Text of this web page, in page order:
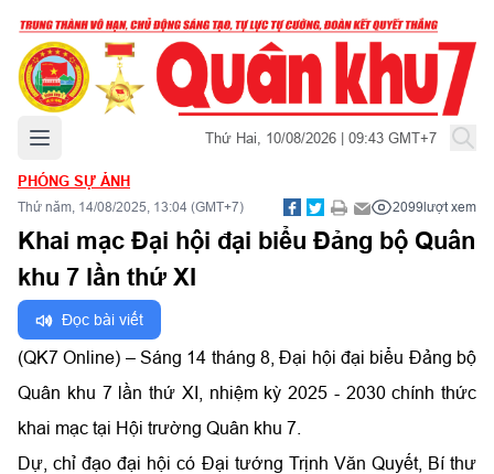
Mở menu chính Thứ Hai, 10/08/2026 | 09:43 GMT+7
PHÓNG SỰ ẢNH
Thứ năm, 14/08/2025, 13:04 (GMT+7) 2099lượt xem
Khai mạc Đại hội đại biểu Đảng bộ Quân
khu 7 lần thứ XI
Đọc bài viết
(QK7 Online) – Sáng 14 tháng 8, Đại hội đại biểu Đảng bộ
Quân khu 7 lần thứ XI, nhiệm kỳ 2025 - 2030 chính thức
khai mạc tại Hội trường Quân khu 7.
Dự, chỉ đạo đại hội có Đại tướng Trịnh Văn Quyết, Bí thư